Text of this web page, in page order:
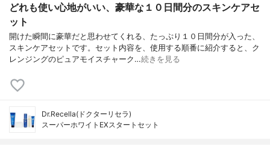
どれも使い心地がいい、豪華な１０日間分のスキンケアセ
ット
開けた瞬間に豪華だと思わせてくれる、たっぷり１０日間分が入った、
スキンケアセットです。セット内容を、使用する順番に紹介すると、ク
レンジングのピュアモイスチャーク…続きを見る
Dr.Recella(ドクターリセラ)
スーパーホワイトEXスタートセット